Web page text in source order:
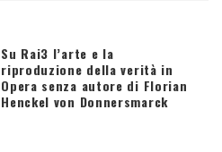
Su Rai3 l’arte e la
riproduzione della verità in
Opera senza autore di Florian
Henckel von Donnersmarck